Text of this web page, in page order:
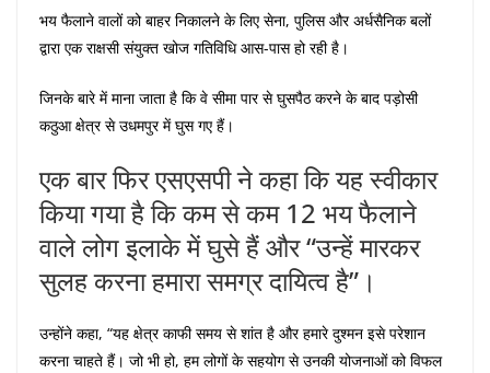
भय फैलाने वालों को बाहर निकालने के लिए सेना, पुलिस और अर्धसैनिक बलों
द्वारा एक राक्षसी संयुक्त खोज गतिविधि आस-पास हो रही है।
जिनके बारे में माना जाता है कि वे सीमा पार से घुसपैठ करने के बाद पड़ोसी
कठुआ क्षेत्र से उधमपुर में घुस गए हैं।
एक बार फिर एसएसपी ने कहा कि यह स्वीकार
किया गया है कि कम से कम 12 भय फैलाने
वाले लोग इलाके में घुसे हैं और “उन्हें मारकर
सुलह करना हमारा समग्र दायित्व है”।
उन्होंने कहा, “यह क्षेत्र काफी समय से शांत है और हमारे दुश्मन इसे परेशान
करना चाहते हैं। जो भी हो, हम लोगों के सहयोग से उनकी योजनाओं को विफल